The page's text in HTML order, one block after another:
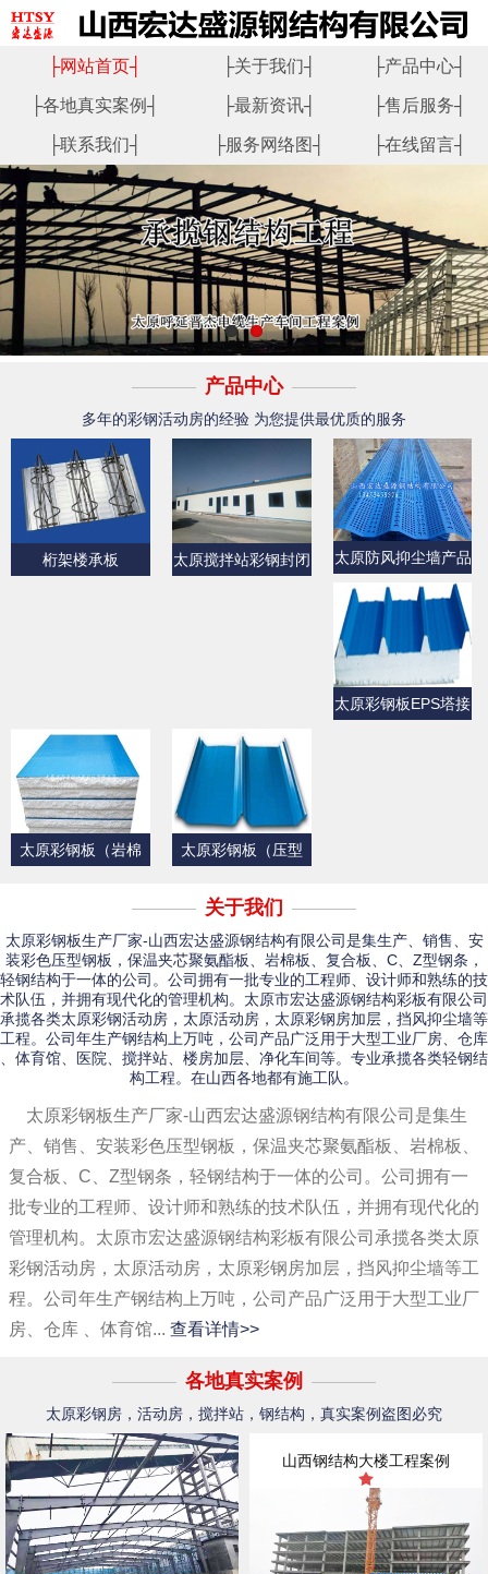
├网站首页┤ ├关于我们┤ ├产品中心┤
├各地真实案例┤ ├最新资讯┤ ├售后服务┤
├联系我们┤ ├服务网络图┤ ├在线留言┤
产品中心
多年的彩钢活动房的经验 为您提供最优质的服务
桁架楼承板
太原搅拌站彩钢封闭
太原防风抑尘墙产品
展示
太原彩钢板EPS塔接
太原彩钢板（岩棉
太原彩钢板（压型
关于我们
太原彩钢板生产厂家-山西宏达盛源钢结构有限公司是集生产、销售、安
装彩色压型钢板，保温夹芯聚氨酯板、岩棉板、复合板、C、Z型钢条，
轻钢结构于一体的公司。公司拥有一批专业的工程师、设计师和熟练的技
术队伍，并拥有现代化的管理机构。太原市宏达盛源钢结构彩板有限公司
承揽各类太原彩钢活动房，太原活动房，太原彩钢房加层，挡风抑尘墙等
工程。公司年生产钢结构上万吨，公司产品广泛用于大型工业厂房、仓库
、体育馆、医院、搅拌站、楼房加层、净化车间等。专业承揽各类轻钢结
构工程。在山西各地都有施工队。
太原彩钢板生产厂家-山西宏达盛源钢结构有限公司是集生
产、销售、安装彩色压型钢板，保温夹芯聚氨酯板、岩棉板、
复合板、C、Z型钢条，轻钢结构于一体的公司。公司拥有一
批专业的工程师、设计师和熟练的技术队伍，并拥有现代化的
管理机构。太原市宏达盛源钢结构彩板有限公司承揽各类太原
彩钢活动房，太原活动房，太原彩钢房加层，挡风抑尘墙等工
程。公司年生产钢结构上万吨，公司产品广泛用于大型工业厂
房、仓库 、体育馆... 查看详情>>
各地真实案例
太原彩钢房，活动房，搅拌站，钢结构，真实案例盗图必究
山西钢结构大楼工程案例